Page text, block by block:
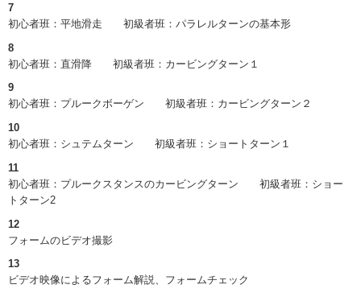
7
初心者班：平地滑走 初級者班：パラレルターンの基本形
8
初心者班：直滑降 初級者班：カービングターン１
9
初心者班：プルークボーゲン 初級者班：カービングターン２
10
初心者班：シュテムターン 初級者班：ショートターン１
11
初心者班：プルークスタンスのカービングターン 初級者班：ショー
トターン2
12
フォームのビデオ撮影
13
ビデオ映像によるフォーム解説、フォームチェック